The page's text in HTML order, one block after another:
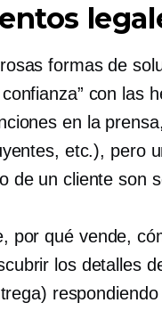
formas de
con las
en la
etc.), pero
de un cliente son
por qué vende,
los detalles